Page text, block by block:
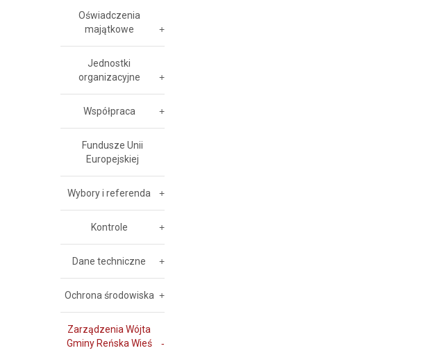
Oświadczenia
majątkowe
Jednostki
organizacyjne
Współpraca
Fundusze Unii
Europejskiej
Wybory i referenda
Kontrole
Dane techniczne
Ochrona środowiska
Zarządzenia Wójta
Gminy Reńska Wieś